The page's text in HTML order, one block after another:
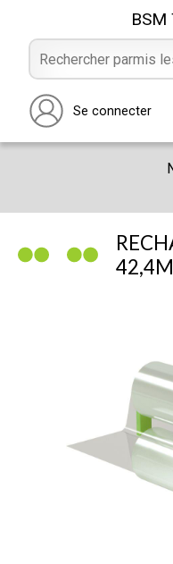
BSM
Se connecter